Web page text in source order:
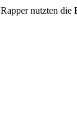
nutzten die